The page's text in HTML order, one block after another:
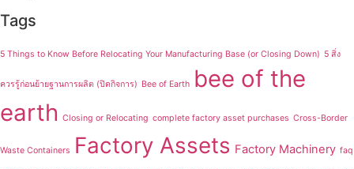
Tags
5 Things to Know Before Relocating Your Manufacturing Base (or Closing Down) 5 สิ่ง
ควรรู้ก่อนย้ายฐานการผลิต (ปิดกิจการ) Bee of Earth bee of the
earth Closing or Relocating complete factory asset purchases Cross-Border
Waste Containers Factory Assets Factory Machinery faq